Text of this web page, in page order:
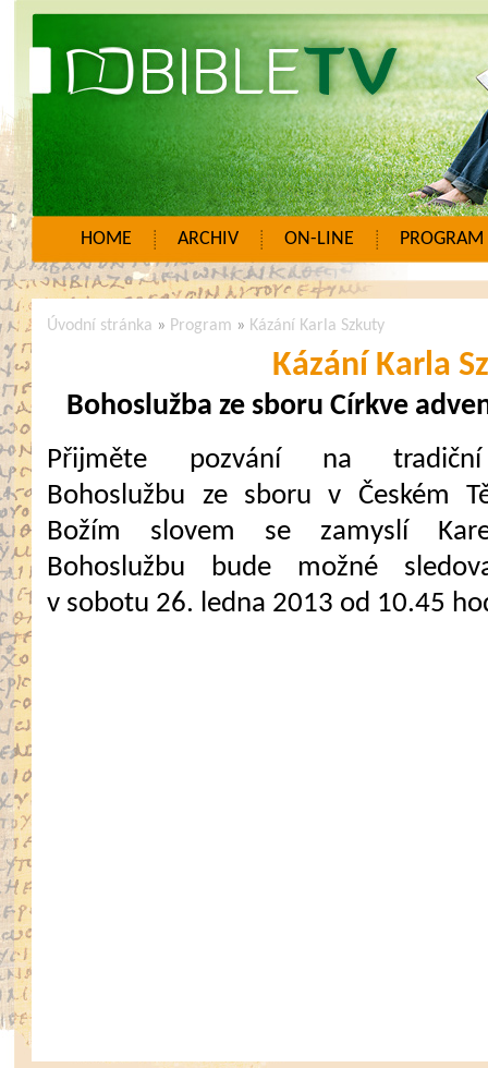
HOME ARCHIV ON-LINE PROGRAM
Úvodní stránka » Program » Kázání Karla Szkuty
Kázání Karla
Bohoslužba ze sboru Církve
Přijměte pozvání na
Bohoslužbu ze sboru v Českém
Božím slovem se zamyslí
Bohoslužbu bude možné
v sobotu 26. ledna 2013 od 10.45